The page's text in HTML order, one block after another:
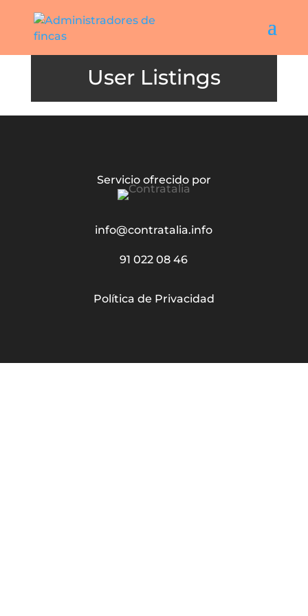
User Listings
Servicio ofrecido por
info@contratalia.info
91 022 08 46
Política de Privacidad